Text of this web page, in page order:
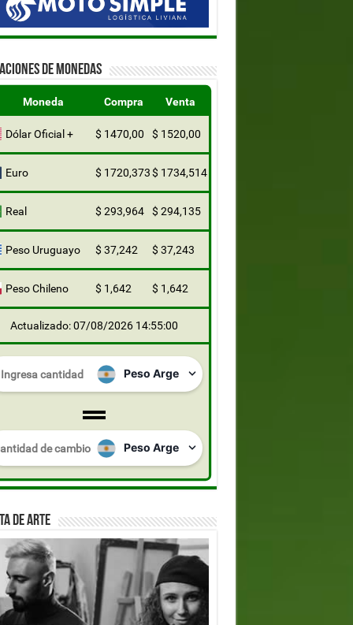
DE MONEDAS
Moneda Compra Venta
Dólar Oficial + $ 1470,00 $ 1520,00
Euro $ 1720,373$ 1734,514
Real $ 293,964 $ 294,135
Peso Uruguayo $ 37,242 $ 37,243
Peso Chileno $ 1,642 $ 1,642
Actualizado: 07/08/2026 14:55:00
DE ARTE